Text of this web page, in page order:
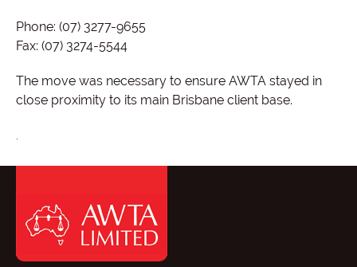
Phone: (07) 3277-9655
Fax: (07) 3274-5544
The move was necessary to ensure AWTA stayed in
close proximity to its main Brisbane client base.
.